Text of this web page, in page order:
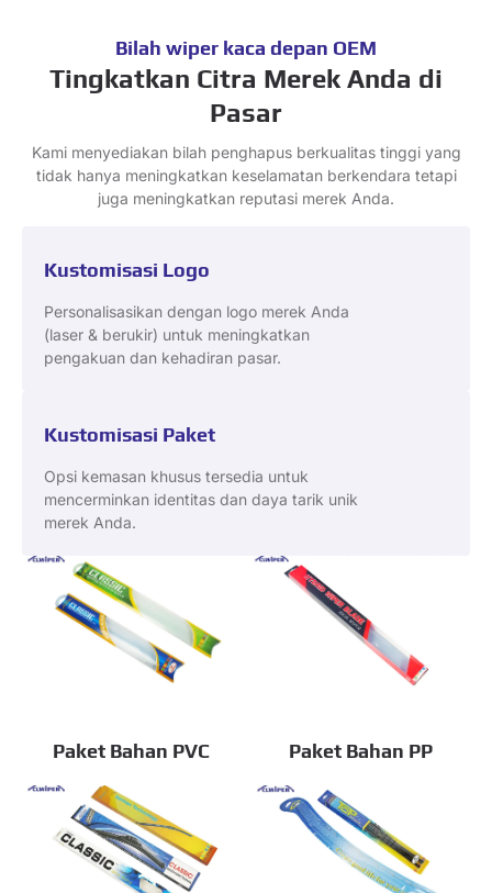
Bilah wiper kaca depan OEM
Tingkatkan Citra Merek Anda di
Pasar
Kami menyediakan bilah penghapus berkualitas tinggi yang
tidak hanya meningkatkan keselamatan berkendara tetapi
juga meningkatkan reputasi merek Anda.
Kustomisasi Logo
Personalisasikan dengan logo merek Anda
(laser & berukir) untuk meningkatkan
pengakuan dan kehadiran pasar.
Kustomisasi Paket
Opsi kemasan khusus tersedia untuk
mencerminkan identitas dan daya tarik unik
merek Anda.
Paket Bahan PVC Paket Bahan PP